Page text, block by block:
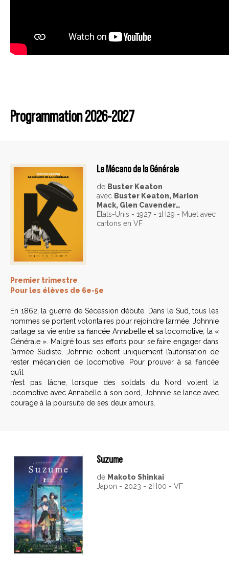
Programmation 2026-2027
Le Mécano de la Générale
de Buster Keaton
avec Buster Keaton, Marion
Mack, Glen Cavender…
États-Unis - 1927 - 1H29 - Muet avec
cartons en VF
Premier trimestre
Pour les élèves de 6e-5e
En 1862, la guerre de Sécession débute. Dans le Sud, tous les
hommes se portent volontaires pour rejoindre l’armée. Johnnie
partage sa vie entre sa fiancée Annabelle et sa locomotive, la «
Générale ». Malgré tous ses efforts pour se faire engager dans
l’armée Sudiste, Johnnie obtient uniquement l’autorisation de
rester mécanicien de locomotive. Pour prouver à sa fiancée
qu’il
n’est pas lâche, lorsque des soldats du Nord volent la
locomotive avec Annabelle à son bord, Johnnie se lance avec
courage à la poursuite de ses deux amours.
Suzume
de Makoto Shinkai
Japon - 2023 - 2H00 - VF